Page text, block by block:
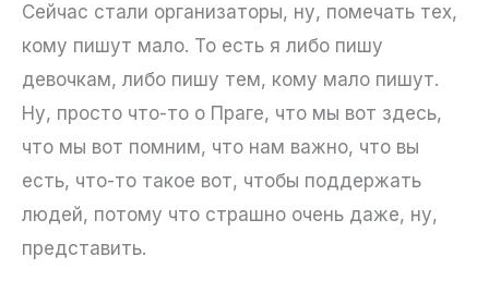
Сейчас стали организаторы, ну, помечать тех,
кому пишут мало. То есть я либо пишу
девочкам, либо пишу тем, кому мало пишут.
Ну, просто что-то о Праге, что мы вот здесь,
что мы вот помним, что нам важно, что вы
есть, что-то такое вот, чтобы поддержать
людей, потому что страшно очень даже, ну,
представить.